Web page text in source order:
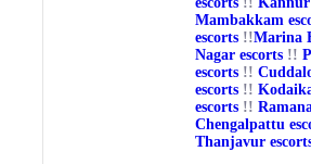
Mambakkam
escorts !!Marina
Nagar escorts !!
escorts !!
escorts !!
escorts !!
Chengalpattu
Thanjavur